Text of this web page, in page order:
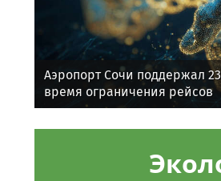
Аэропорт Сочи поддержал
время ограничения рейсов